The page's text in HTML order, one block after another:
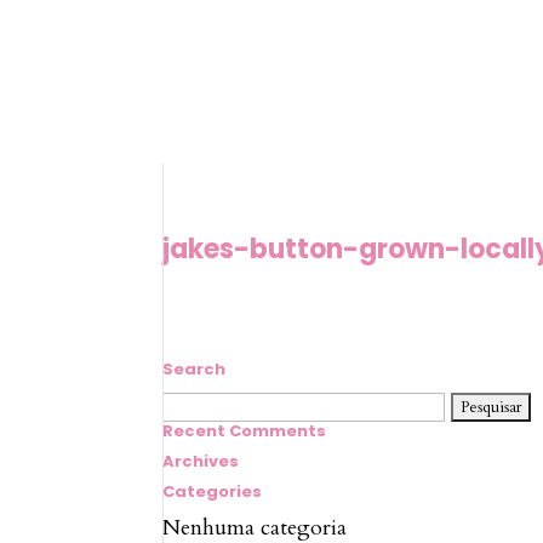
jakes-button-grown-
Search
Pesquisar
por:
Recent Comments
Archives
Categories
Nenhuma categoria